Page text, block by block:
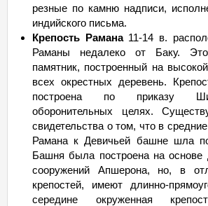
резные по камню надписи,
индийского письма.
Крепость Рамана11-14 в.
Раманы недалеко от Баку.
памятник, построенный на
всех окрестных деревень.
построена по приказу
оборонительных целях.
свидетельства о том, что в
Рамана к Девичьей башне шла
Башня была построена на основе
сооружений Апшерона, но, в
крепостей, имеют длинно-
середине окруженная